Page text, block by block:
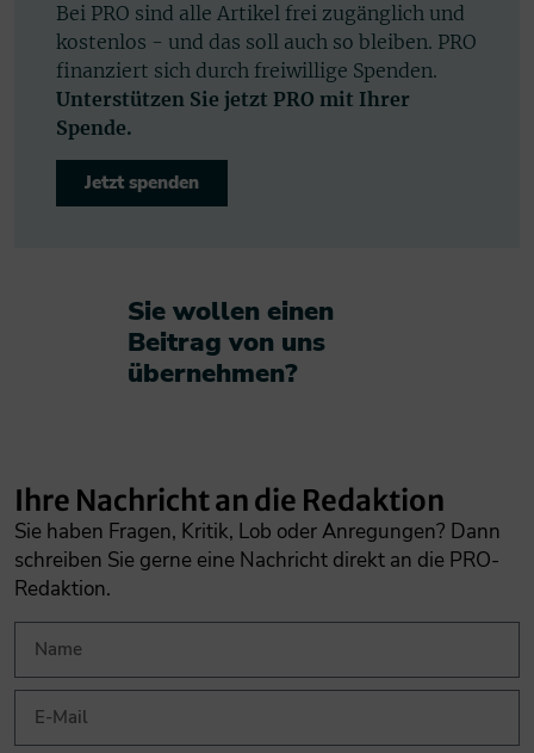
Bei PRO sind alle Artikel frei zugänglich und
kostenlos - und das soll auch so bleiben. PRO
finanziert sich durch freiwillige Spenden.
Unterstützen Sie jetzt PRO mit Ihrer
Spende.
Jetzt spenden
Sie wollen einen
Beitrag von uns
übernehmen?​
Ihre Nachricht an die Redaktion
Sie haben Fragen, Kritik, Lob oder Anregungen? Dann
schreiben Sie gerne eine Nachricht direkt an die PRO-
Redaktion.